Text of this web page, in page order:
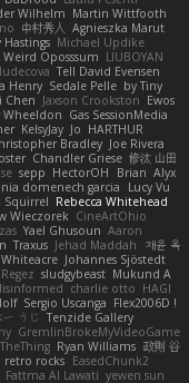
Wilhelm Martin Wittfooth
中村秀人
Agnieszka Marut
Hastings Michael Updike
Weird Oposssum LIUBOYAN
Tell David Evensen
Henry Sedale Pelle by Tiny
Chen Jaxson Crookston Ewos
Wheeldon Gas SessionMedia
KelsyJay Jo HARTHUR
Bradley Joe Rivera
Chandler Griese 修汰 山田
sepp HectorOH Brian Alyx
domenech garcia
Lucy Vu
Squirrel Rebecca Whitehead
Wieczorek CineArtOhio
Yael Ghusoun Aaron
Traxus Jehad Maddah
재윤 옥
Johannes Sjöstedt
sludgybeast Mukund A
charlie otto HAGI
Sergio Uscanga Flex2006D !
ー うじ
Tenzide Gallery
GremlinBrokeMyVideoGame
Ryan Williams 政則 谷
retro rocks EasedChunk2
Fattma Al Lawati yewen sun